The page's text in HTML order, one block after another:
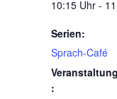
10:15 Uhr -
Serien:
Sprach-Café
: